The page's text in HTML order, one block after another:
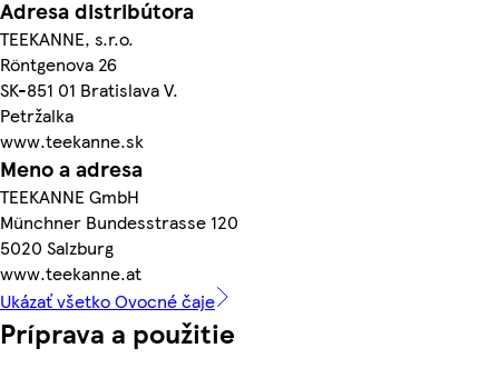
Adresa distribútora
TEEKANNE, s.r.o.
Röntgenova 26
SK-851 01 Bratislava V.
Petržalka
www.teekanne.sk
Meno a adresa
TEEKANNE GmbH
Münchner Bundesstrasse 120
5020 Salzburg
www.teekanne.at
Ukázať všetko Ovocné čaje
Príprava a použitie